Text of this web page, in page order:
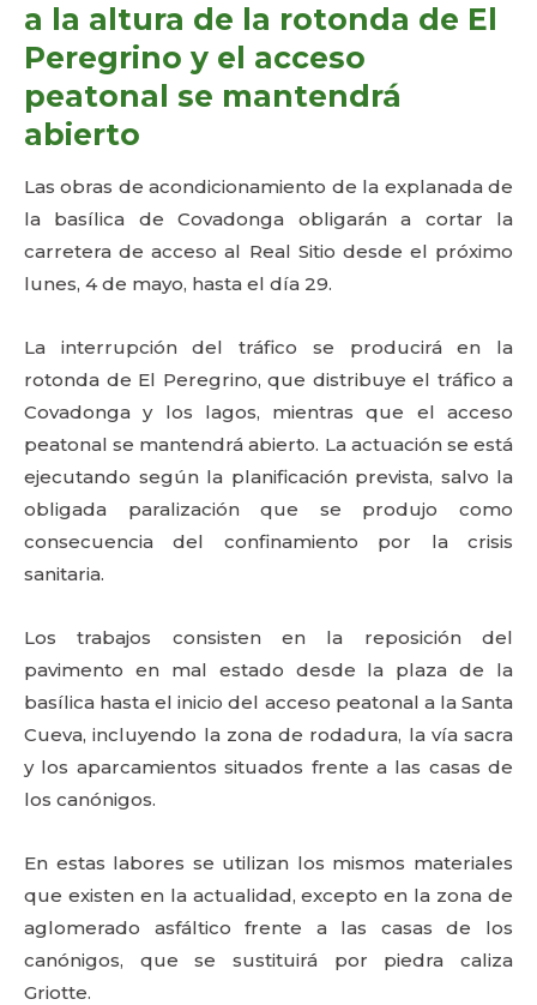
a la altura de la rotonda de El
Peregrino y el acceso
peatonal se mantendrá
abierto
Las obras de acondicionamiento de la explanada de
la basílica de Covadonga obligarán a cortar la
carretera de acceso al Real Sitio desde el próximo
lunes, 4 de mayo, hasta el día 29.
La interrupción del tráfico se producirá en la
rotonda de El Peregrino, que distribuye el tráfico a
Covadonga y los lagos, mientras que el acceso
peatonal se mantendrá abierto. La actuación se está
ejecutando según la planificación prevista, salvo la
obligada paralización que se produjo como
consecuencia del confinamiento por la crisis
sanitaria.
Los trabajos consisten en la reposición del
pavimento en mal estado desde la plaza de la
basílica hasta el inicio del acceso peatonal a la Santa
Cueva, incluyendo la zona de rodadura, la vía sacra
y los aparcamientos situados frente a las casas de
los canónigos.
En estas labores se utilizan los mismos materiales
que existen en la actualidad, excepto en la zona de
aglomerado asfáltico frente a las casas de los
canónigos, que se sustituirá por piedra caliza
Griotte.